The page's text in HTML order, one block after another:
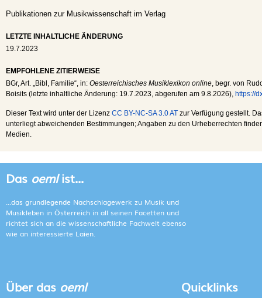
Publikationen zur Musikwissenschaft im Verlag
LETZTE INHALTLICHE ÄNDERUNG
19.7.2023
EMPFOHLENE ZITIERWEISE
BGr, Art. „Bibl, Familie“, in: Oesterreichisches Musiklexikon online , begr. von
Boisits (letzte inhaltliche Änderung: 19.7.2023 , abgerufen am 9.8.2026), https://
Dieser Text wird unter der Lizenz CC BY-NC-SA 3.0 AT zur Verfügung gestellt.
unterliegt abweichenden Bestimmungen; Angaben zu den Urheberrechten
Medien.
Das oemlist...
...das grundlegende Nachschlagewerk zu Musik und
Musikleben in Österreich in all seinen Facetten und
richtet sich an die wissenschaftliche Fachwelt ebenso
wie an interessierte Laien.
Über das oeml Quicklinks